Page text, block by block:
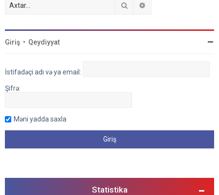
Axtar
Giriş • Qeydiyyat
İstifadəçi adı və ya email:
Şifrə:
Məni yadda saxla
Statistika